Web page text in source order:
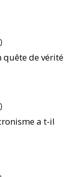
quête de vérité
a t-il